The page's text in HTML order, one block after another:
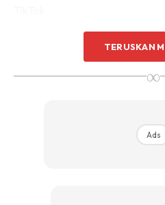
TERUSKAN
∞
Ads